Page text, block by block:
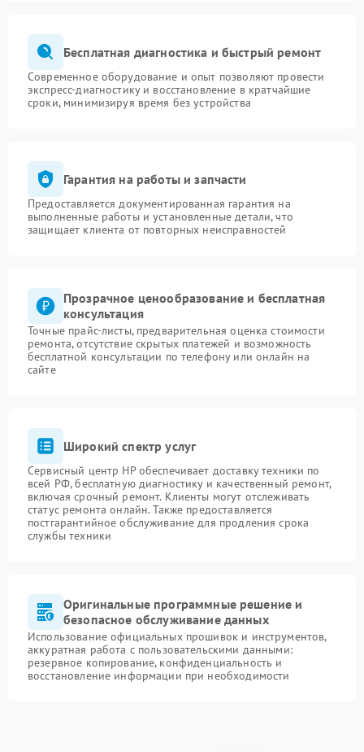
Бесплатная диагностика и быстрый ремонт
Современное оборудование и опыт позволяют провести
экспресс-диагностику и восстановление в кратчайшие
сроки, минимизируя время без устройства
Гарантия на работы и запчасти
Предоставляется документированная гарантия на
выполненные работы и установленные детали, что
защищает клиента от повторных неисправностей
Прозрачное ценообразование и бесплатная
консультация
Точные прайс-листы, предварительная оценка стоимости
ремонта, отсутствие скрытых платежей и возможность
бесплатной консультации по телефону или онлайн на
сайте
Широкий спектр услуг
Сервисный центр HP обеспечивает доставку техники по
всей РФ, бесплатную диагностику и качественный ремонт,
включая срочный ремонт. Клиенты могут отслеживать
статус ремонта онлайн. Также предоставляется
постгарантийное обслуживание для продления срока
службы техники
Оригинальные программные решение и
безопасное обслуживание данных
Использование официальных прошивок и инструментов,
аккуратная работа с пользовательскими данными:
резервное копирование, конфиденциальность и
восстановление информации при необходимости